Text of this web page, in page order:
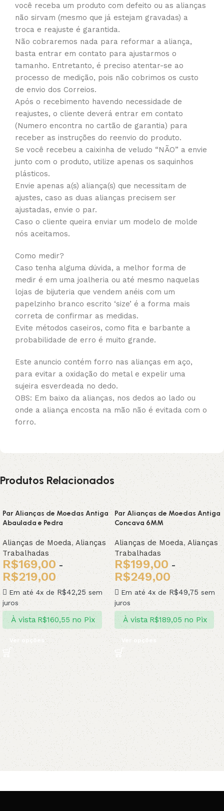
você receba um produto com defeito ou as alianças
não sirvam (mesmo que já estejam gravadas) a
troca e reajuste é garantida.
Não cobraremos nada para reformar a aliança,
basta entrar em contato para ajustarmos o
tamanho. Entretanto, é preciso atentar-se ao
processo de medição, pois não cobrimos os custo
de envio dos Correios.
Após o recebimento havendo necessidade de
reajustes, o cliente deverá entrar em contato
(Numero encontra no cartão de garantia) para
receber as instruções do reenvio do produto.
Se você recebeu a caixinha de veludo “NÃO” a envie
junto com o produto, utilize apenas os saquinhos
plásticos.
Envie apenas a(s) aliança(s) que necessitam de
ajustes, caso as duas alianças precisem ser
ajustadas, envie o par.
Caso o cliente queira enviar um modelo de molde
nós aceitamos.
Como medir?
Caso tenha alguma dúvida, a melhor forma de
medir é em uma joalheria ou até mesmo naquelas
lojas de bijuteria que vendem anéis com um
papelzinho branco escrito ‘size’ é a forma mais
correta de confirmar as medidas.
Evite métodos caseiros, como fita e barbante a
probabilidade de erro é muito grande.
Este anuncio contém forro nas alianças em aço,
para evitar a oxidação do metal e expelir uma
sujeira esverdeada no dedo.
OBS: Em baixo da alianças, nos dedos ao lado ou
onde a aliança encosta na mão não é evitada com o
forro.
Produtos Relacionados
Par Alianças de Moedas Antiga
Abaulada e Pedra
Alianças de Moeda,Alianças
Trabalhadas
R$169,00 -
R$219,00
Em até 4x de R$42,25sem
juros
À vista R$160,55 no Pix
Ver opções
Par Alianças de Moedas Antiga
Concava 6MM
Alianças de Moeda, Alianças
Trabalhadas
R$199,00 -
R$249,00
Em até 4x de R$49,75 sem
juros
À vista R$189,05 no Pix
Ver opções